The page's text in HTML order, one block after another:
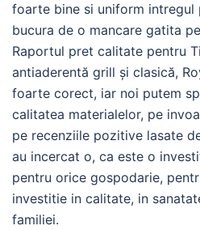
foarte bine si uniform intregul
bucura de o mancare gatita
Raportul pret calitate pentru
antiaderentă grill și clasică,
foarte corect, iar noi putem
calitatea materialelor, pe
pe recenziile pozitive lasate
au incercat o, ca este o
pentru orice gospodarie,
investitie in calitate, in
familiei.